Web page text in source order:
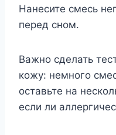
Нанесите смесь
перед сном.
Важно сделать
кожу: немного
оставьте на
если ли